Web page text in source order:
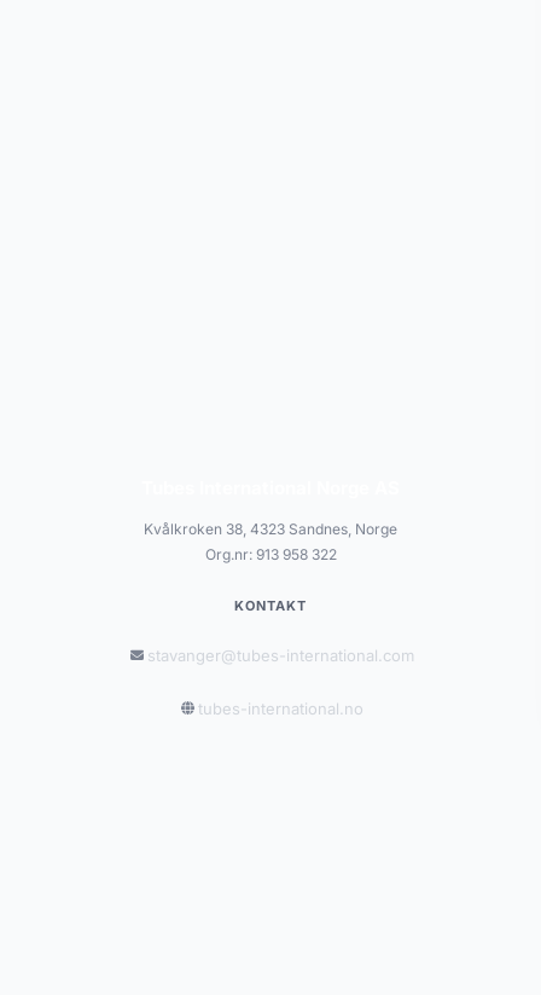
Kvålkroken 38, 4323 Sandnes, Norge
Org.nr: 913 958 322
KONTAKT
stavanger@tubes-international.com
tubes-international.no